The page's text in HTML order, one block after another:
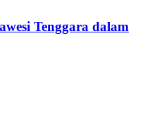
Tenggara dalam